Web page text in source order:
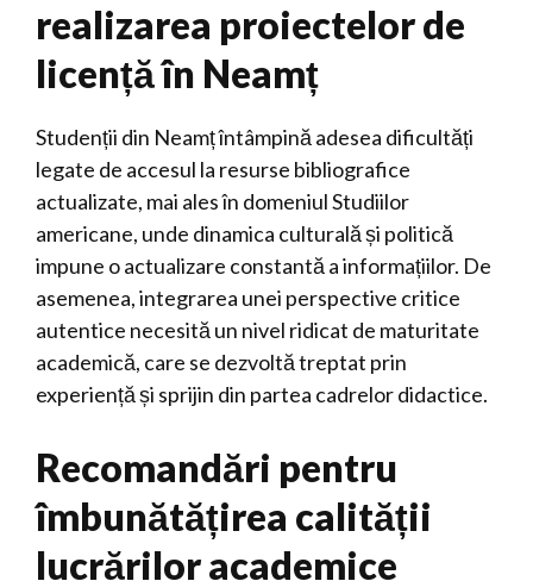
realizarea proiectelor de
licență în Neamț
Studenții din Neamț întâmpină adesea dificultăți
legate de accesul la resurse bibliografice
actualizate, mai ales în domeniul Studiilor
americane, unde dinamica culturală și politică
impune o actualizare constantă a informațiilor. De
asemenea, integrarea unei perspective critice
autentice necesită un nivel ridicat de maturitate
academică, care se dezvoltă treptat prin
experiență și sprijin din partea cadrelor didactice.
Recomandări pentru
îmbunătățirea calității
lucrărilor academice